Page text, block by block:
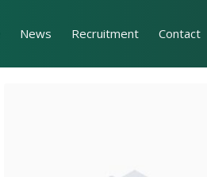
News Recruitment Contact